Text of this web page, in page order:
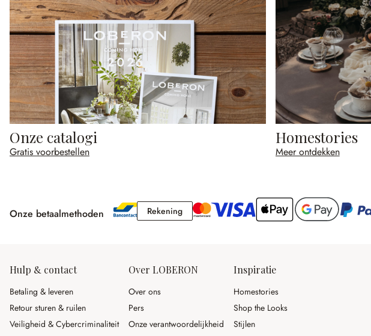
Onze catalogi
Gratis voorbestellen
Homestories
Meer ontdekken
Onze betaalmethoden RekeningRekening
Hulp & contact
Betaling & leveren
Retour sturen & ruilen
Veiligheid & Cybercriminaliteit
Over LOBERON
Over ons
Pers
Onze verantwoordelijkheid
Inspiratie
Homestories
Shop the Looks
Stijlen